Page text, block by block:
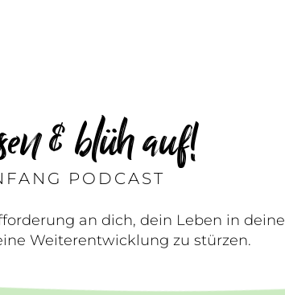
& blüh auf!
PODCAST
an dich, dein Leben in deine
Weiterentwicklung zu stürzen.